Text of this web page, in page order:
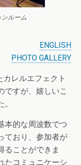
ンルーム
ENGLISH
PHOTO GALLERY
レルエフェクト
ですが、嬉しいこ
本的な周波数でつ
ており、参加者が
ることができま
たコミュニケーシ